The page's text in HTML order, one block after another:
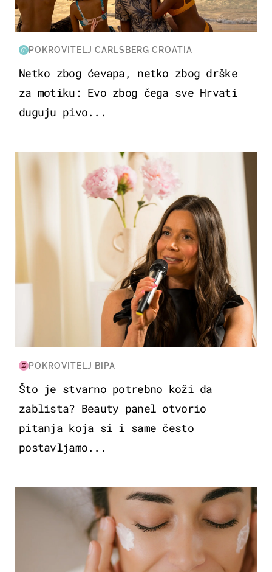
POKROVITELJ CARLSBERG CROATIA
Netko zbog ćevapa, netko zbog drške
za motiku: Evo zbog čega sve Hrvati
duguju pivo...
MODA & LJEPOTA
POKROVITELJ BIPA
Što je stvarno potrebno koži da
zablista? Beauty panel otvorio
pitanja koja si i same često
postavljamo...
MODA & LJEPOTA